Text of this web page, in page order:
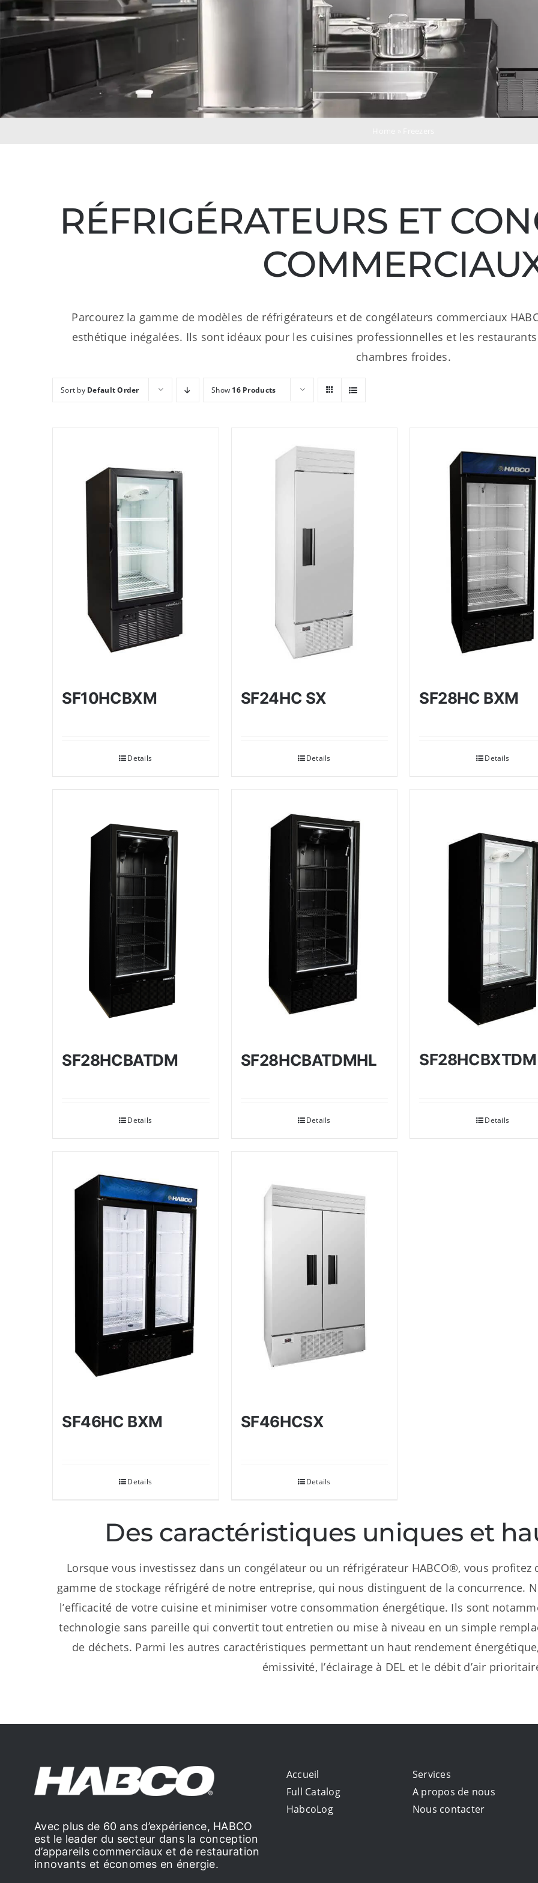
RÉFRIGÉRATEURS ET
Parcourez la gamme de modèles de réfrigérateurs et de congélateurs commerciaux
esthétique inégalées. Ils sont idéaux pour les cuisines professionnelles et les
chambres froides.
Sort by Default Order Show 16 Products
SF10HCBXM
Details
SF24HC SX
Details
SF28HC BXM
Details
SF28HCBATDM
Details
SF28HCBATDMHL
Details
SF28HCBXTDM
Details
SF46HC BXM
Details
SF46HCSX
Details
Des caractéristiques uniques et
Lorsque vous investissez dans un congélateur ou un réfrigérateur HABCO®, vous
gamme de stockage réfrigéré de notre entreprise, qui nous distinguent de la concurrence.
l’efficacité de votre cuisine et minimiser votre consommation énergétique. Ils sont
technologie sans pareille qui convertit tout entretien ou mise à niveau en un simple
de déchets. Parmi les autres caractéristiques permettant un haut rendement
émissivité, l’éclairage à DEL et le débit d’air
Avec plus de 60 ans d’expérience, HABCO
est le leader du secteur dans la conception
d’appareils commerciaux et de restauration
innovants et économes en énergie.
Accueil
Full Catalog
HabcoLog
Services
A propos de nous
Nous contacter